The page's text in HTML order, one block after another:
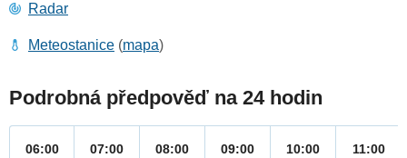
Radar
Meteostanice (mapa)
Podrobná předpověď na 24 hodin
06:00 07:00 08:00 09:00 10:00 11:00